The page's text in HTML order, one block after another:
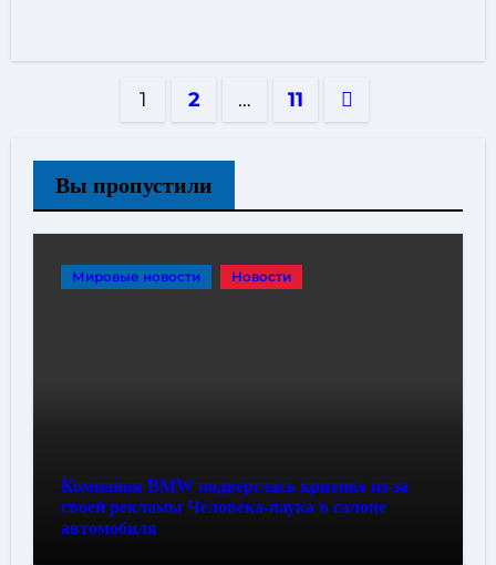
Пагинация
1 2 … 11
Вы пропустили
Мировые новости Новости
Компания BMW подверглась критике из-за
своей рекламы Человека-паука в салоне
автомобиля